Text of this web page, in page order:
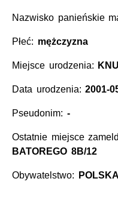
Nazwisko panieńskie
Płeć: mężczyzna
Miejsce urodzenia:
Data urodzenia:2001-
Pseudonim: -
Ostatnie miejsce
BATOREGO 8B/12
Obywatelstwo: POLSKA